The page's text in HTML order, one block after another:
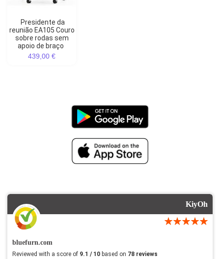
Presidente da
reunião EA105 Couro
sobre rodas sem
apoio de braço
439,00 €
KiyOh
bluefurn.com
Reviewed with a score of 9.1 / 10 based on 78 reviews